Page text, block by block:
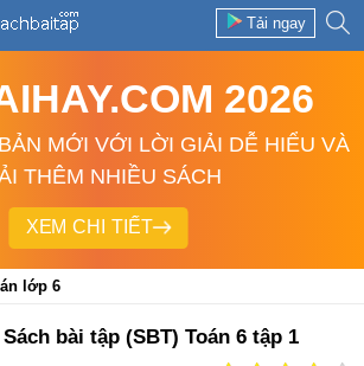
Tải ngay
2026
MỚI VỚI LỜI GIẢI DỄ HIỂU VÀ
THÊM NHIỀU SÁCH
XEM CHI TIẾT
lớp 6
bài tập (SBT) Toán 6 tập 1